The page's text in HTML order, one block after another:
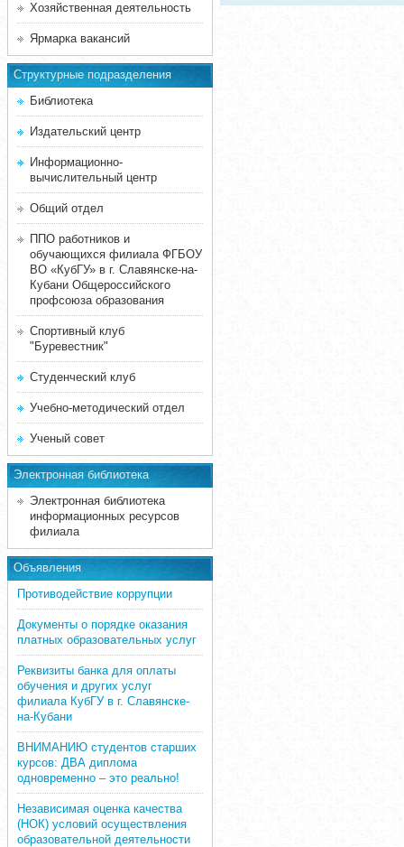
Хозяйственная деятельность
Ярмарка вакансий
Структурные подразделения
Библиотека
Издательский центр
Информационно-
вычислительный центр
Общий отдел
ППО работников и
обучающихся филиала ФГБОУ
ВО «КубГУ» в г. Славянске-на-
Кубани Общероссийского
профсоюза образования
Спортивный клуб
"Буревестник"
Студенческий клуб
Учебно-методический отдел
Ученый совет
Электронная библиотека
Электронная библиотека
информационных ресурсов
филиала
Объявления
Противодействие коррупции
Документы о порядке оказания
платных образовательных услуг
Реквизиты банка для оплаты
обучения и других услуг
филиала КубГУ в г. Славянске-
на-Кубани
ВНИМАНИЮ студентов старших
курсов: ДВА диплома
одновременно – это реально!
Независимая оценка качества
(НОК) условий осуществления
образовательной деятельности